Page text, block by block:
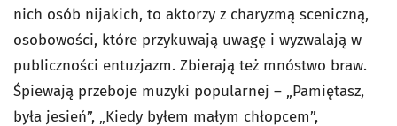
nich osób nijakich, to aktorzy z charyzmą sceniczną,
osobowości, które przykuwają uwagę i wyzwalają w
publiczności entuzjazm. Zbierają też mnóstwo braw.
Śpiewają przeboje muzyki popularnej – „Pamiętasz,
była jesień”, „Kiedy byłem małym chłopcem”,